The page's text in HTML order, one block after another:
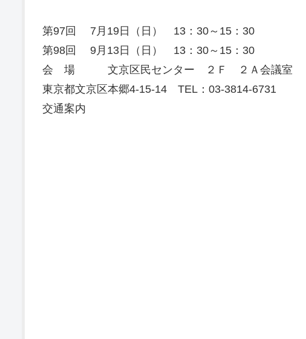
第97回 7月19日（日） 13：30～15：30
第98回 9月13日（日） 13：30～15：30
会 場 文京区民センター ２Ｆ ２Ａ会議室
東京都文京区本郷4-15-14 TEL：03-3814-6731
交通案内